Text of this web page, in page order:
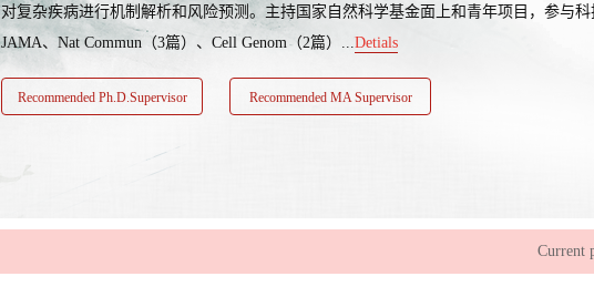
对复杂疾病进行机制解析和风险预测。主持国家自然科学基金面上和青年项目，参与科
JAMA、Nat Commun（3篇）、Cell Genom（2篇）...Detials
Recommended Ph.D.Supervisor Recommended MA Supervisor
Current